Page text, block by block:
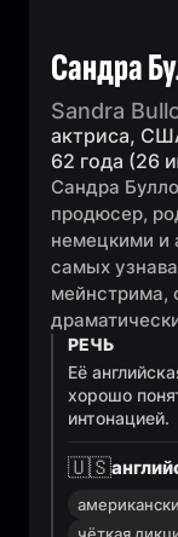
Сандра
Sandra
актриса,
62 года (26
Сандра
продюсер,
немецкими и
самых
мейнстрима,
РЕЧЬ
Её
хорошо
интонацией.
🇺🇸